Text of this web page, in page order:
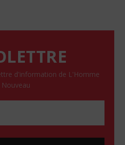
d'information de L'Homme
Nouveau